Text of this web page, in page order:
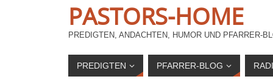
PASTORS-HOME
PREDIGTEN, ANDACHTEN, HUMOR UND PFARRER-
PREDIGTEN PFARRER-BLOG